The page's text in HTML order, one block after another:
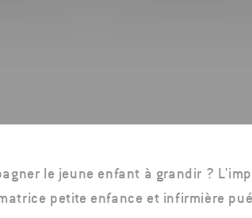
le jeune enfant à grandir ?
petite enfance et infirmière